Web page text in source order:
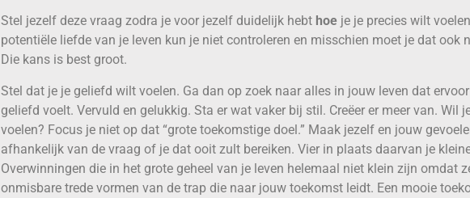
Stel jezelf deze vraag zodra je voor jezelf duidelijk hebt hoe je je precies wilt
potentiële liefde van je leven kun je niet controleren en misschien moet je dat ook
Die kans is best groot.
Stel dat je je geliefd wilt voelen. Ga dan op zoek naar alles in jouw leven dat
geliefd voelt. Vervuld en gelukkig. Sta er wat vaker bij stil. Creëer er meer van. Wil
voelen? Focus je niet op dat “grote toekomstige doel.” Maak jezelf en jouw
afhankelijk van de vraag of je dat ooit zult bereiken. Vier in plaats daarvan je
Overwinningen die in het grote geheel van je leven helemaal niet klein zijn omdat
onmisbare trede vormen van de trap die naar jouw toekomst leidt. Een mooie